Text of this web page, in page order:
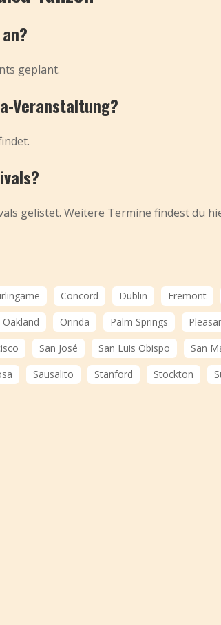
geplant.
Veranstaltung?
gelistet. Weitere Termine findest du
Concord Dublin Fremont
Oakland Orinda Palm Springs
San José San Luis Obispo San
Sausalito Stanford Stockton